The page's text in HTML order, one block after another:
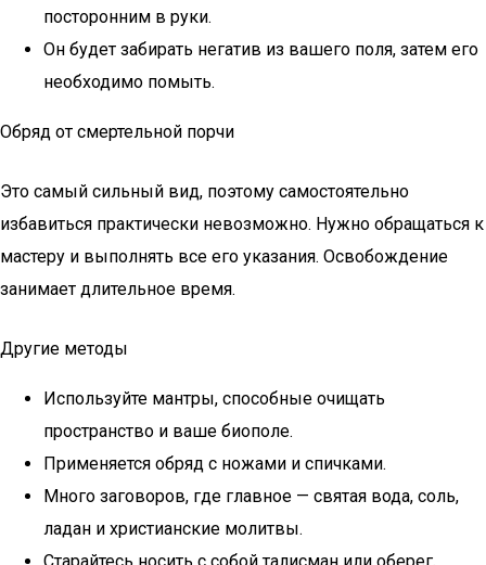
посторонним в руки.
Он будет забирать негатив из вашего поля, затем его
необходимо помыть.
Обряд от смертельной порчи
Это самый сильный вид, поэтому самостоятельно
избавиться практически невозможно. Нужно обращаться к
мастеру и выполнять все его указания. Освобождение
занимает длительное время.
Другие методы
Используйте мантры, способные очищать
пространство и ваше биополе.
Применяется обряд с ножами и спичками.
Много заговоров, где главное — святая вода, соль,
ладан и христианские молитвы.